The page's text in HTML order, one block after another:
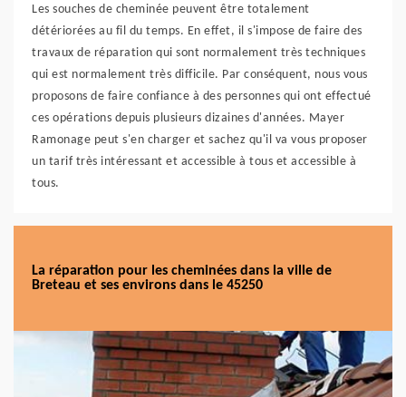
Les souches de cheminée peuvent être totalement
détériorées au fil du temps. En effet, il s'impose de faire des
travaux de réparation qui sont normalement très techniques
qui est normalement très difficile. Par conséquent, nous vous
proposons de faire confiance à des personnes qui ont effectué
ces opérations depuis plusieurs dizaines d'années. Mayer
Ramonage peut s'en charger et sachez qu'il va vous proposer
un tarif très intéressant et accessible à tous et accessible à
tous.
La réparation pour les cheminées dans la ville de
Breteau et ses environs dans le 45250